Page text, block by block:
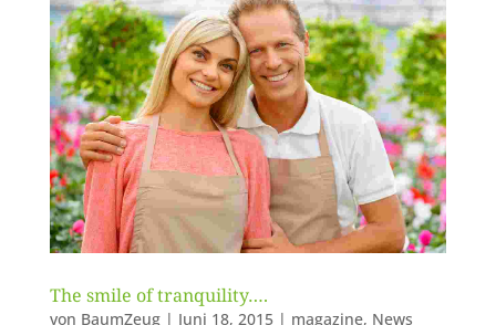
The smile of tranquility….
von BaumZeug| Juni 18, 2015| magazine, News